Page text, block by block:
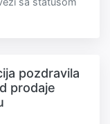
pozdravila
prodaje